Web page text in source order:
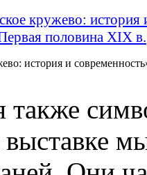
история и
также